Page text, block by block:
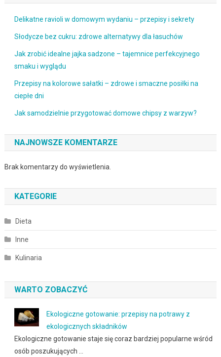
Delikatne ravioli w domowym wydaniu – przepisy i sekrety
Słodycze bez cukru: zdrowe alternatywy dla łasuchów
Jak zrobić idealne jajka sadzone – tajemnice perfekcyjnego
smaku i wyglądu
Przepisy na kolorowe sałatki – zdrowe i smaczne posiłki na
ciepłe dni
Jak samodzielnie przygotować domowe chipsy z warzyw?
NAJNOWSZE KOMENTARZE
Brak komentarzy do wyświetlenia.
KATEGORIE
Dieta
Inne
Kulinaria
WARTO ZOBACZYĆ
Ekologiczne gotowanie: przepisy na potrawy z
ekologicznych składników
Ekologiczne gotowanie staje się coraz bardziej popularne wśród
osób poszukujących …